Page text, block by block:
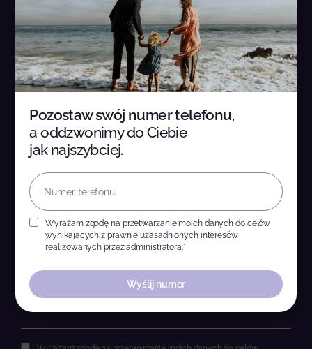
Wypełnij formularz
Masz pytania? Napisz do nas. Skontaktujemy się z
Tobą jak najszybciej!
Pozostaw swój numer telefonu,
a oddzwonimy do Ciebie
jak najszybciej.
Wyrażam zgodę na przetwarzanie moich danych do celów
wynikających z prawnie uzasadnionych interesów
realizowanych przez administratora.*
Wyślij numer